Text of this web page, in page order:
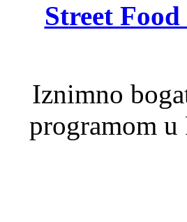
Street
Iznimno
programom